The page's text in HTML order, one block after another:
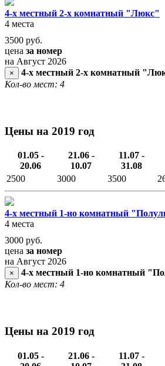
4-х местный 2-х комнатный "Люкс"
4 места
3500 руб.
цена за номер
на Август 2026
×
4-х местный 2-х комнатный
Кол-во мест: 4
Цены на 2019 год
01.05 -
20.06
21.06 -
10.07
11.07 -
31.08
2500
3000 3500
4-х местный 1-но комнатный
4 места
3000 руб.
цена за номер
на Август 2026
×
4-х местный 1-но комнатный
Кол-во мест: 4
Цены на 2019 год
01.05 -
21.06 -
11.07 -